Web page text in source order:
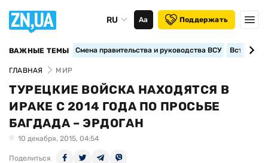
RU Аа Поддержать
ВАЖНЫЕ ТЕМЫ Смена правительства и руководства ВСУ
ГЛАВНАЯ МИР
ТУРЕЦКИЕ ВОЙСКА НАХОДЯТСЯ В
ИРАКЕ С 2014 ГОДА ПО ПРОСЬБЕ
БАГДАДА – ЭРДОГАН
10 декабря, 2015, 04:54
Поделиться